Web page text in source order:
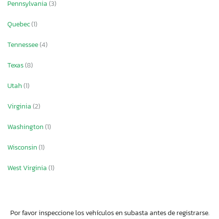
Pennsylvania(3)
Quebec(1)
Tennessee(4)
Texas(8)
Utah(1)
Virginia(2)
Washington(1)
Wisconsin(1)
West Virginia(1)
Por favor inspeccione los vehículos en subasta antes de registrarse.